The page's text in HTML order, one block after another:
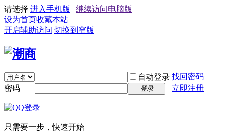
请选择 进入手机版 | 继续访问电脑版
设为首页收藏本站
开启辅助访问 切换到窄版
自动登录 找回密码
密码
登录 立即注册
只需要一步，快速开始